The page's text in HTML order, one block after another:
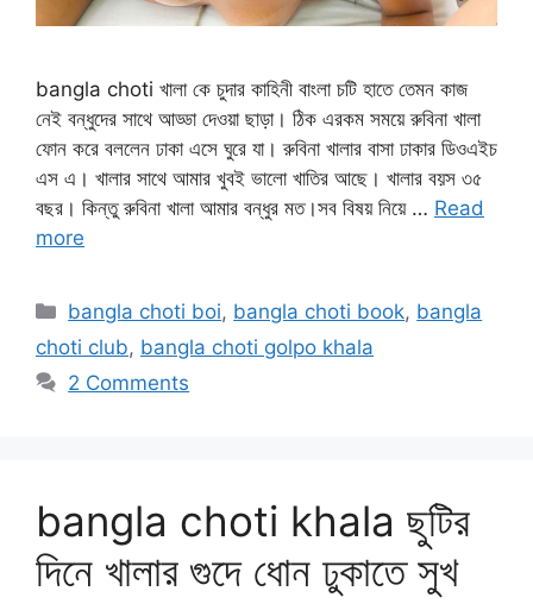
bangla choti খালা কে চুদার কাহিনী বাংলা চটি হাতে তেমন কাজ
নেই বন্ধুদের সাথে আড্ডা দেওয়া ছাড়া। ঠিক এরকম সময়ে রুবিনা খালা
ফোন করে বললেন ঢাকা এসে ঘুরে যা। রুবিনা খালার বাসা ঢাকার ডিওএইচ
এস এ। খালার সাথে আমার খুবই ভালো খাতির আছে। খালার বয়স ৩৫
বছর। কিন্তু রুবিনা খালা আমার বন্ধুর মত।সব বিষয় নিয়ে … Read
more
Categories
bangla choti boi, bangla choti book, bangla
choti club, bangla choti golpo khala
2 Comments
bangla choti khala ছুটির
দিনে খালার গুদে ধোন ঢুকাতে সুখ